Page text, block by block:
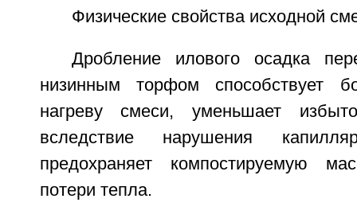
Физические свойства исходной
Дробление илового осадка
низинным торфом способствует
нагреву смеси, уменьшает
вследствие нарушения
предохраняет компостируемую
потери тепла.